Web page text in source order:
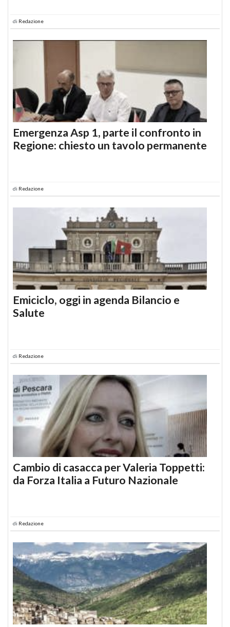
di Redazione
Emergenza Asp 1, parte il confronto in
Regione: chiesto un tavolo permanente
di Redazione
Emiciclo, oggi in agenda Bilancio e
Salute
di Redazione
Cambio di casacca per Valeria Toppetti:
da Forza Italia a Futuro Nazionale
di Redazione